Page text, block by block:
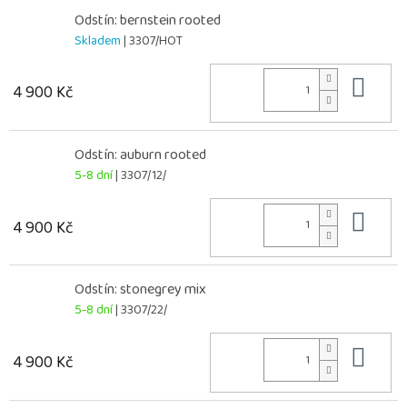
Odstín: bernstein rooted
Skladem| 3307/HOT
4 900 Kč
Odstín: auburn rooted
5-8 dní| 3307/12/
4 900 Kč
Odstín: stonegrey mix
5-8 dní| 3307/22/
4 900 Kč